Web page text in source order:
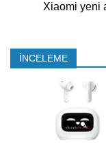
Xiaomi yeni
İNCELEME